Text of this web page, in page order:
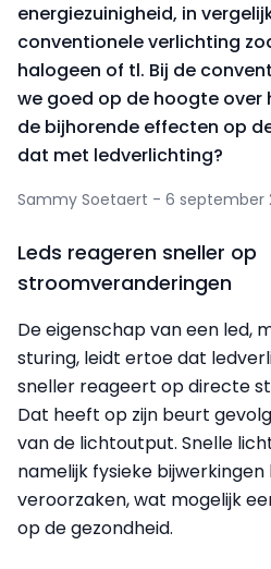
energiezuinigheid, in
conventionele verlichting
halogeen of tl. Bij de
we goed op de hoogte over
de bijhorende effecten op
dat met ledverlichting?
Sammy Soetaert - 6 september
Leds reageren sneller op
stroomveranderingen
De eigenschap van een led,
sturing, leidt ertoe dat
sneller reageert op directe
Dat heeft op zijn beurt
van de lichtoutput. Snelle
namelijk fysieke bijwerkingen
veroorzaken, wat mogelijk
op de gezondheid.